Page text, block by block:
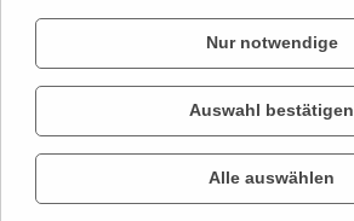
IMPRESSUM
Nur notwendige
Auswahl bestätigen
Alle auswählen